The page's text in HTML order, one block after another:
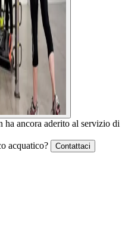
ha ancora aderito al servizio di
acquatico?
Contattaci